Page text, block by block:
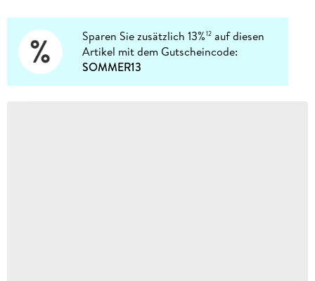
Sparen Sie zusätzlich 13%12 auf diesen
Artikel mit dem Gutscheincode:
SOMMER13